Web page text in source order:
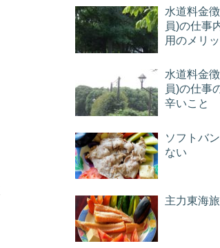
水道料金
員)の仕事
用のメリ
水道料金
員)の仕事
辛いこと
ソフトバ
ない
主力東海